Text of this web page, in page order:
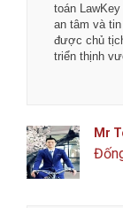
toán
an tâm và
được chủ
triển thịnh
Mr